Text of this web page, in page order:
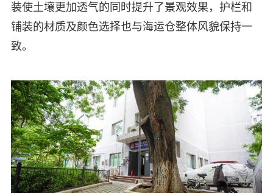
装使土壤更加透气的同时提升了景观效果，护栏和
铺装的材质及颜色选择也与海运仓整体风貌保持一
致。